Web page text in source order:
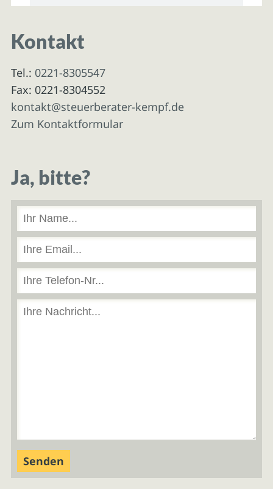
Kontakt
Tel.: 0221-8305547
Fax: 0221-8304552
kontakt@steuerberater-kempf.de
Zum Kontaktformular
Ja, bitte?